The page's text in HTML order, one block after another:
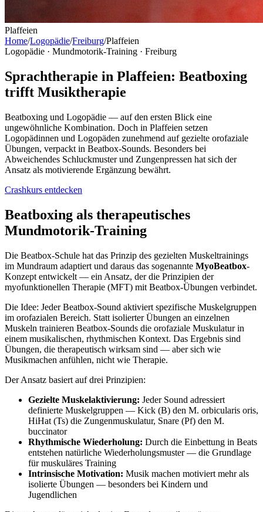
Plaffeien
Home/Logopädie/Freiburg/Plaffeien
Logopädie · Mundmotorik-Training · Freiburg
Sprachtherapie in Plaffeien: Beatboxing
trifft Musiktherapie
Beatboxing und Logopädie — auf den ersten Blick eine
ungewöhnliche Kombination. Doch in Plaffeien setzen
Logopädinnen und Logopäden zunehmend auf gezielte orofaziale
Übungen, verpackt in Beatbox-Sounds. Besonders bei
Abweichendes Schluckmuster und Zungenpressen hat sich der
Ansatz als motivierende Ergänzung bewährt.
Crashkurs entdecken
Beatboxing als therapeutisches
Mundmotorik-Training
Die Beatbox-Schule hat das Prinzip des gezielten Muskeltrainings
im Mundraum adaptiert und daraus das sogenannte MyoBeatbox-
Konzept entwickelt — ein Ansatz, der die Prinzipien der
myofunktionellen Therapie (MFT) mit Beatbox-Übungen verbindet.
Die Idee: Jeder Beatbox-Sound aktiviert spezifische Muskelgruppen
im orofazialen Bereich. Statt isolierter Übungen an einzelnen
Muskeln trainieren Beatbox-Sounds die orofaziale Muskulatur in
einem musikalischen, rhythmischen Kontext. Das Ergebnis sind
Übungen, die therapeutisch wirksam sind — aber sich wie
Musikmachen anfühlen, nicht wie Therapie.
Der Ansatz basiert auf drei Prinzipien:
Gezielte Muskelaktivierung: Jeder Sound adressiert
definierte Muskelgruppen — Kick (B) den M. orbicularis oris,
HiHat (Ts) die Zungenmuskulatur, Snare (Pf) den M.
buccinator
Rhythmische Wiederholung: Durch die Einbettung in Beats
entstehen natürliche Wiederholungsmuster — die Grundlage
für muskuläres Training
Intrinsische Motivation: Musik machen motiviert mehr als
isolierte Übungen — besonders bei Kindern und
Jugendlichen